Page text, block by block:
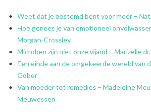
Weet dat je bestemd bent voor meer –
Hoe genees je van emotioneel
Morgan-Crossley
Microben zijn niet onze vijand – Marizelle
Een einde aan de omgekeerde wereld van
Gober
Van moeder tot remedies – Madeleine
Meuwessen